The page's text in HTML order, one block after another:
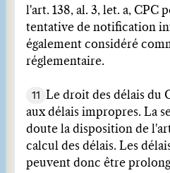
l'art. 138, al. 3, let. a, CPC
tentative de notification
également considéré
réglementaire.
11
Le droit des délais du
aux délais impropres. La
doute la disposition de
calcul des délais. Les
peuvent donc être